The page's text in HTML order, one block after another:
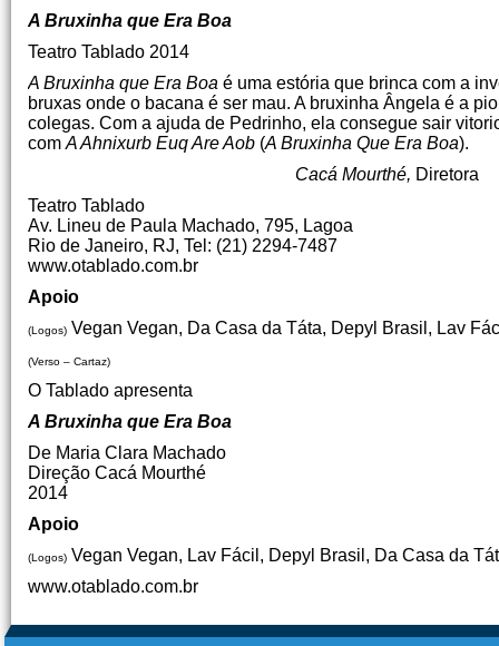
A Bruxinha que Era Boa
Teatro Tablado 2014
A Bruxinha que Era Boa é uma estória que brinca com a
bruxas onde o bacana é ser mau. A bruxinha Ângela é a
colegas. Com a ajuda de Pedrinho, ela consegue sair
com A Ahnixurb Euq Are Aob (A Bruxinha Que Era Boa).
Cacá Mourthé, Diretora
Teatro Tablado
Av. Lineu de Paula Machado, 795, Lagoa
Rio de Janeiro, RJ, Tel: (21) 2294-7487
www.otablado.com.br
Apoio
(Logos) Vegan Vegan, Da Casa da Táta, Depyl Brasil, Lav
(Verso – Cartaz)
O Tablado apresenta
A Bruxinha que Era Boa
De Maria Clara Machado
Direção Cacá Mourthé
2014
Apoio
(Logos) Vegan Vegan, Lav Fácil, Depyl Brasil, Da Casa da
www.otablado.com.br